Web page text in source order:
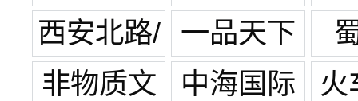
西安北路/
宽窄巷子
一品天下
非物质文
中海国际
火